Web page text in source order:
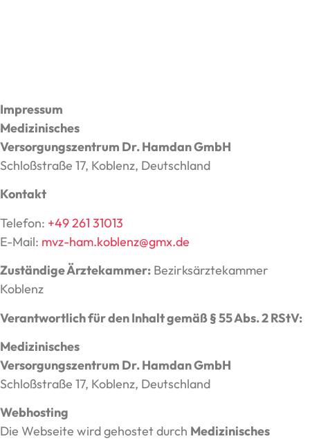
Impressum
Medizinisches
Versorgungszentrum Dr. Hamdan GmbH
Schloßstraße 17, Koblenz, Deutschland
Kontakt
Telefon: +49 261 31013
E-Mail: mvz-ham.koblenz@gmx.de
Zuständige Ärztekammer: Bezirksärztekammer
Koblenz
Verantwortlich für den Inhalt gemäß § 55 Abs. 2 RStV:
Medizinisches
Versorgungszentrum Dr. Hamdan GmbH
Schloßstraße 17, Koblenz, Deutschland
Webhosting
Die Webseite wird gehostet durch Medizinisches